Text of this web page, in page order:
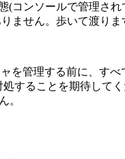
ンソールで管理さ
ません。歩いて渡りま
管理する前に、す
することを期待してく
。